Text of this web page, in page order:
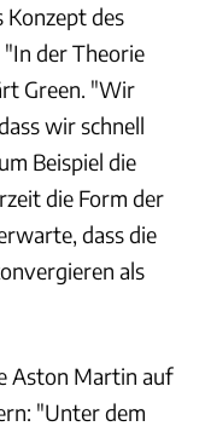
Konzept des
der Theorie
Green. "Wir
wir schnell
Beispiel die
die Form der
dass die
als
Aston Martin auf
"Unter dem